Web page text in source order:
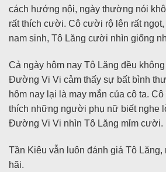
cách hướng nội, ngày thường nói
rất thích cười. Cô cười rộ lên rất
nam sinh, Tô Lăng cười nhìn giống
Cả ngày hôm nay Tô Lăng đều
Đường Vi Vi cảm thấy sự bất bình
hôm nay lại là may mắn của cô ta.
thích những người phụ nữ biết nghe
Đường Vi Vi nhìn Tô Lăng mỉm cười.
Tần Kiêu vẫn luôn đánh giá Tô Lăng,
hãi.